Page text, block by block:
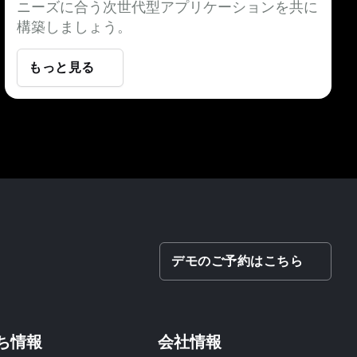
ニーズに合う次世代型アプリケーションを共に
構築しましょう。
もっと見る
デモのご予約はこちら
情報 会社情報